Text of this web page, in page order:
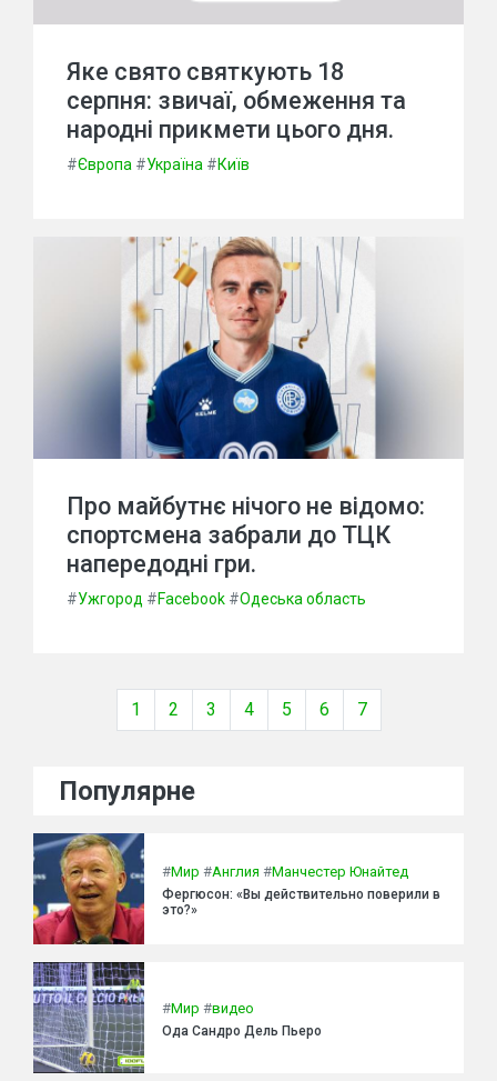
Яке свято святкують 18
серпня: звичаї, обмеження та
народні прикмети цього дня.
#Європа #Україна #Київ
Про майбутнє нічого не відомо:
спортсмена забрали до ТЦК
напередодні гри.
#Ужгород #Facebook #Одеська область
1 2 3 4 5 6 7
Популярне
#Мир #Англия #Манчестер Юнайтед
Фергюсон: «Вы действительно поверили в
это?»
#Мир #видео
Ода Сандро Дель Пьеро